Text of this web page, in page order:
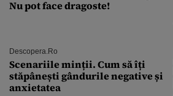
Nu pot face dragoste!
Descopera.ro
Scenariile minții. Cum să îți
stăpânești gândurile negative și
anxietatea